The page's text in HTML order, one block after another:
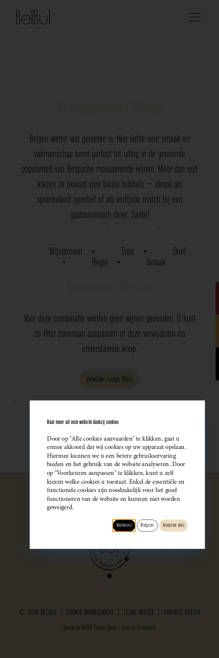
Belgen weten wat genieten is. Hun liefde voor smaak en
vakmanschap komt perfect tot uiting in de groeiende
populariteit van Belgische mousserende wijnen. Meer dan ooit
kiezen ze bewust voor lokale bubbels — ideaal als
sprankelend aperitief of als verfijnde match bij een
gastronomisch diner. Santé!
Wijndomein Type
Druif
Regio
Smaak
Voor deze combinatie werden geen wijnen gevonden. U kunt
de filter bovenaan aanpassen of deze verwijderen via
onderstaande knop.
Verwijder huidge filters
© 2026 BELBUL | COOKIE MANAGEMENT LEGAL NOTICE PRIVACY POLICY
Design by MOKA Design Studio • Code by Crossmark
Haal meer uit onze website dankzij cookies
Door op "Alle cookies aanvaarden" te klikken, gaat u
ermee akkoord dat wij cookies op uw apparaat opslaan.
Hiermee kunnen we u een betere gebruikservaring
bieden en het gebruik van de website analyseren. Door
op "Voorkeuren aanpassen" te klikken, kunt u zelf
kiezen welke cookies u toestaat. Enkel de essentiële en
functionele cookies zijn noodzakelijk voor het goed
functioneren van de website en kunnen niet worden
geweigerd.
Voorkeuren Weigeren Accepteer alles